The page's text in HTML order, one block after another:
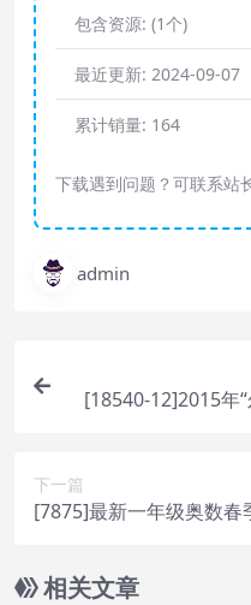
包含资源: (1个)
最近更新: 2024-09-07
累计销量: 164
下载遇到问题？可联系站
admin
[18540-12]2015年
下一篇
[7875]最新一年级奥数春
相关文章